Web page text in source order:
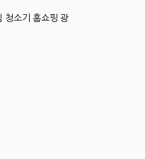
청소기 홈쇼핑 광